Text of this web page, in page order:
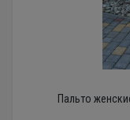
Пальто